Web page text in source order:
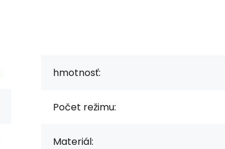
hmotnosť:
Počet režimu:
Materiál: